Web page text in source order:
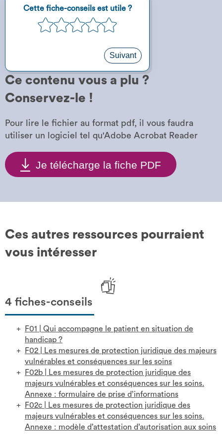
Étape
Cette fiche-conseils est utile ?
1
2
3
4
5
Suivant
Ce contenu vous a plu ?
Conservez-le !
Pour lire le fichier au format pdf, il vous faudra
utiliser un logiciel tel qu'Adobe Acrobat Reader
Je télécharge la fiche PDF
Ces autres ressources pourraient
vous intéresser
4 fiches-conseils
F01
Qui accompagne le patient en situation de
handicap ?
F02
Les mesures de protection juridique des majeurs
vulnérables et conséquences sur les soins
F02b
Les mesures de protection juridique des
majeurs vulnérables et conséquences sur les soins.
Annexe : formulaire de prise d’informations
F02c
Les mesures de protection juridique des
majeurs vulnérables et conséquences sur les soins.
Annexe : modèle d’attestation d’autorisation aux soins